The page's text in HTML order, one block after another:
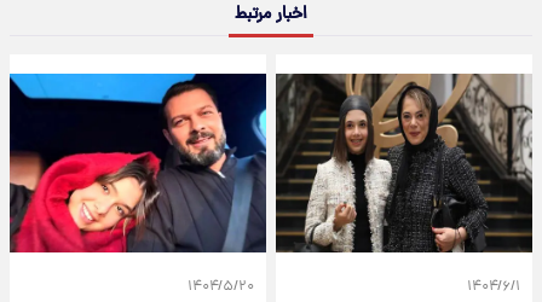
اخبار مرتبط
۱۴۰۴/۶/۱ ۱۴۰۴/۵/۲۰